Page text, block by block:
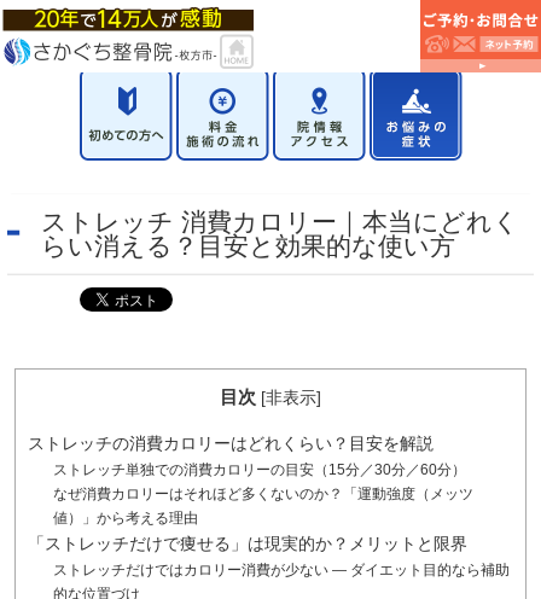
ストレッチ 消費カロリー｜本当にどれく
らい消える？目安と効果的な使い方
目次 [非表示]
ストレッチの消費カロリーはどれくらい？目安を解説
ストレッチ単独での消費カロリーの目安（15分／30分／60分）
なぜ消費カロリーはそれほど多くないのか？「運動強度（メッツ
値）」から考える理由
「ストレッチだけで痩せる」は現実的か？メリットと限界
ストレッチだけではカロリー消費が少ない — ダイエット目的なら補助
的な位置づけ